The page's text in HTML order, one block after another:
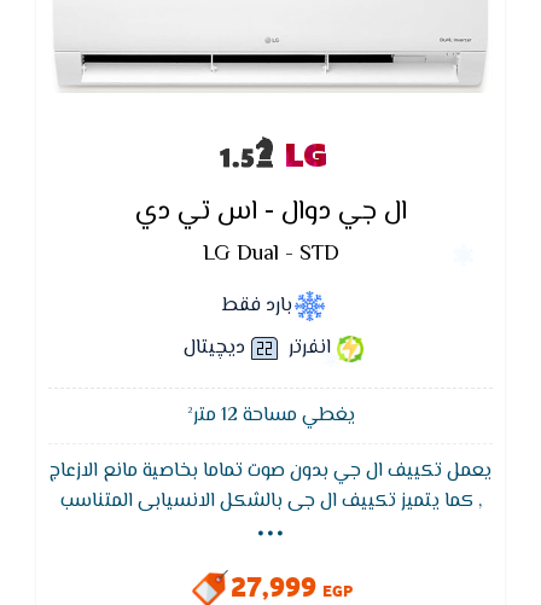
LG
ال جي دوال - اس تي دي
LG Dual - STD
بارد فقط
انفرتر
ديچيتال
يغطي مساحة 12 متر²
يعمل تكييف ال جي بدون صوت تماما بخاصية مانع الازعاج
, كما يتميز تكييف ال جى بالشكل الانسيابى المتناسب
مع جميع الديكورات المختلفه التى تضيف للمكان لمسه
من الجمال ,يتميز بفلاتر منقية للاتربة لتنقية الهواء
...
27,999 EGP